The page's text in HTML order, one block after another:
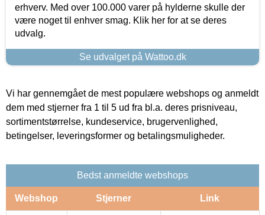
erhverv. Med over 100.000 varer på hylderne skulle der
være noget til enhver smag. Klik her for at se deres
udvalg.
Se udvalget på Wattoo.dk
Vi har gennemgået de mest populære webshops og anmeldt
dem med stjerner fra 1 til 5 ud fra bl.a. deres prisniveau,
sortimentstørrelse, kundeservice, brugervenlighed,
betingelser, leveringsformer og betalingsmuligheder.
Bedst anmeldte webshops
Webshop Stjerner Link